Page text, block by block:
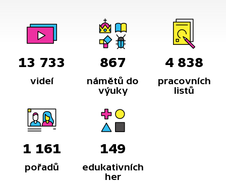
13 733
videí
867
námětů do
výuky
4 838
pracovních
listů
1 161
pořadů
149
edukativních
her